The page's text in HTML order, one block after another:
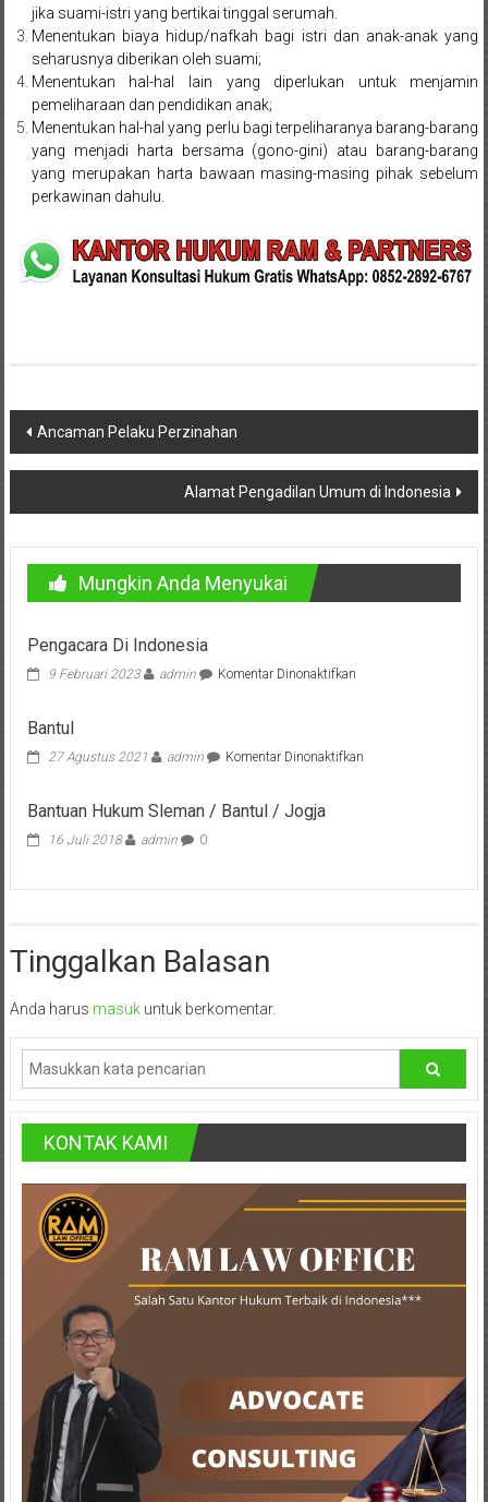
Hukum
/
LBH,
Law
Office
Law
Di
Jogja,
Lawyer,
Perceraian
Sleman,
Bantul,
Wates,
Klaten,
Solo,
Semarang,
Bali,
Surabaya,
Sukoharjo,
Daerah
Yogyakarta,
Makassar,
Denpasar,
Salatiga,
Ungaran,
Pontianak,
Kendari,
Riau,
Pekanbaru,
Mukomuko,
Gunung
Kulon
Progo,
Balikpapan,
Jakarta
Pusat,
jika suami-istri yang bertikai tinggal serumah.
Menentukan biaya hidup/nafkah bagi istri dan anak-anak yang
seharusnya diberikan oleh suami;
Menentukan hal-hal lain yang diperlukan untuk menjamin
pemeliharaan dan pendidikan anak;
Menentukan hal-hal yang perlu bagi terpeliharanya barang-barang
yang menjadi harta bersama (gono-gini) atau barang-barang
yang merupakan harta bawaan masing-masing pihak sebelum
perkawinan dahulu.
Navigasi
pos
Ancaman Pelaku Perzinahan
Alamat Pengadilan Umum di Indonesia
Mungkin Anda Menyukai
Pengacara Di Indonesia
9 Februari 2023 admin Komentar Dinonaktifkanpada
Bantul
27 Agustus 2021 admin Komentar Dinonaktifkanpada
Bantuan Hukum Sleman / Bantul / Jogja
16 Juli 2018 admin 0
Tinggalkan Balasan
Anda harus masukuntuk berkomentar.
KONTAK KAMI